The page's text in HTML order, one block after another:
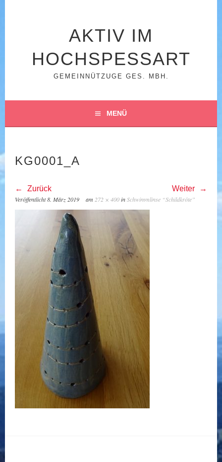
AKTIV IM
HOCHSPESSART
GEMEINNÜTZUGE GES. MBH.
MENÜ
KG0001_A
Zurück Weiter
Veröffentlicht8. März 2019 am 272 × 400inSchwimmlinse “Schildkröte”